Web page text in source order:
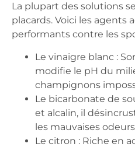
La plupart des solutions
placards. Voici les agents
performants contre les
Le vinaigre blanc :
modifie le pH du
champignons
Le bicarbonate de
et alcalin, il
les mauvaises
Le citron : Riche en